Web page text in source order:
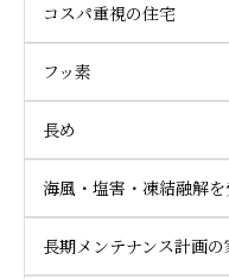
コスパ重視の住宅
フッ素
長め
海風・塩害・凍結融解
長期メンテナンス計画の